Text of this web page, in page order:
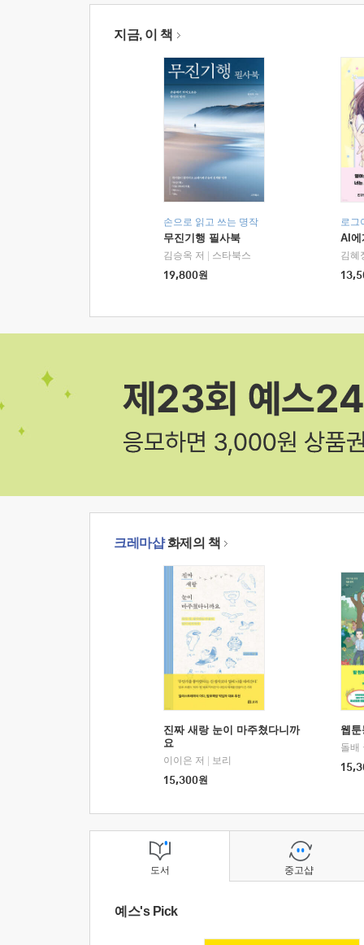
지금, 이 책
손으로 읽고 쓰는 명작
무진기행 필사북
김승옥 저
스타북스
19,800원
로그
AI에
김혜
크레마샵화제의 책
진짜 새랑 눈이 마주쳤다니까
요
이이은 저
보리
15,300원
웹
돌배
도서
예스's Pick
중고샵